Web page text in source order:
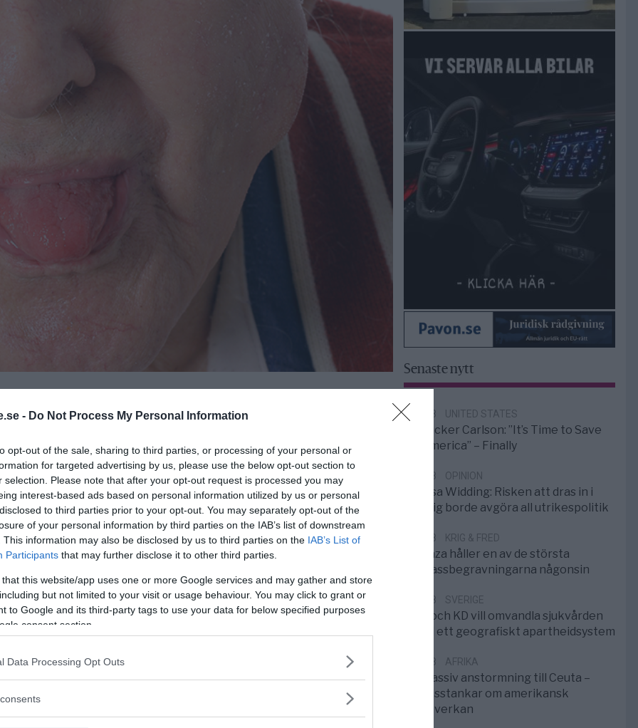
- Do Not Process My Personal Information
opt-out of the sale, sharing to third parties, or processing of your personal or
for targeted advertising by us, please use the below opt-out section to
selection. Please note that after your opt-out request is processed you may
interest-based ads based on personal information utilized by us or personal
to third parties prior to your opt-out. You may separately opt-out of the
of your personal information by third parties on the IAB’s list of downstream
This information may also be disclosed by us to third parties on the IAB’s List of
Participants that may further disclose it to other third parties.
that this website/app uses one or more Google services and may gather and store
but not limited to your visit or usage behaviour. You may click to grant or
to Google and its third-party tags to use your data for below specified purposes
consent section.
Data Processing Opt Outs
visade sig inte som en
i oktober”. Det skriver Statistiska
preliminära siffror som istället visar en
Sedan halvårsskiftet har antalet
än de senaste åren, skriver
publiceras även i Eurostats databas. Där
andra EU-länder.
dödsfall gäller till och med den 13
med ett genomsnitt för
Nivåerna som är högre än snittet
oktober 2020 dog 79309 personer i
än genomsnittet för motsvarande
en överdödlighet på 5% hittills under
Senaste nytt
6/8 UNITED STATES
Tucker Carlson: ”It’s Time to Save
America” – Finally
5/8 OPINION
Elsa Widding: Risken att dras in i
krig borde avgöra all utrikespolitik
5/8 KRIG & FRED
Gaza håller en av de största
massbegravningarna någonsin
5/8 SVERIGE
S och KD vill omvandla sjukvården
till ett geografiskt apartheidsystem
3/8 AFRIKA
Massiv anstormning till Ceuta –
Misstankar om amerikansk
påverkan